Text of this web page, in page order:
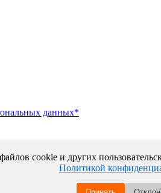
данных*
cookie и других
Политикой